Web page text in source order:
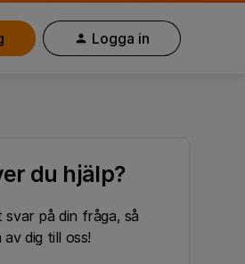
Logga in
du hjälp?
på din fråga, så
dig till oss!